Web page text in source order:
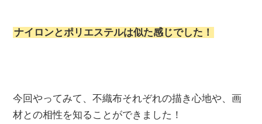
ナイロンとポリエステルは似た感じでした！
今回やってみて、不織布それぞれの描き心地や、画
材との相性を知ることができました！